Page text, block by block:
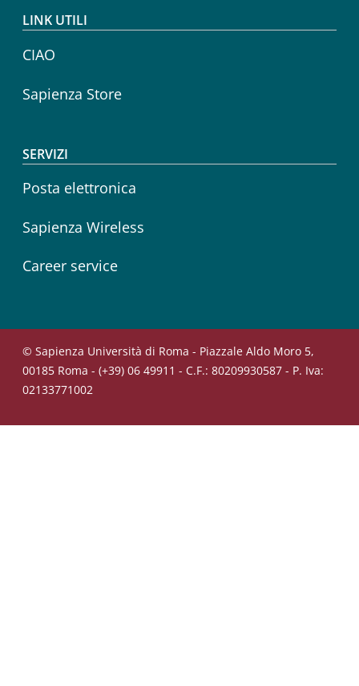
LINK UTILI
CIAO
Sapienza Store
SERVIZI
Posta elettronica
Sapienza Wireless
Career service
© Sapienza Università di Roma - Piazzale Aldo Moro 5,
00185 Roma - (+39) 06 49911 - C.F.: 80209930587 - P. Iva:
02133771002